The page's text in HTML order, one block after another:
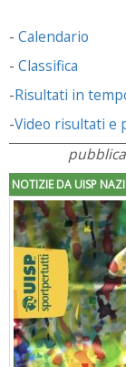
- Calendario
- Classifica
-Risultati in
-Video risultati e
NOTIZIE DA UISP